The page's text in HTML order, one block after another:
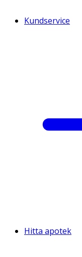
Kundservice
Hitta apotek